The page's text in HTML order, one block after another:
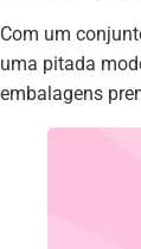
Com um
uma pitada
embalagens